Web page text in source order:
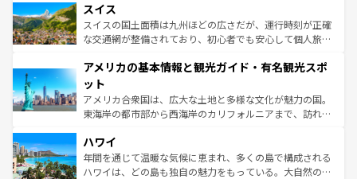
を参照してほしい。
は、お酒好きな人にはぜひ体験してほしい。 なお、新着の
ドイツ情報はコンテンツ一覧を参照してほしい。
リアごとに異なる魅力がある。また、優雅なアフタヌーン
ティー、ビール好きにはたまらない英国パブ、サッカー観
戦など、本場だからこそできる体験も豊富。イギリスを旅
ンツ一覧を参照してほしい。
スイス
スイスの国土面積は九州ほどの広さだが、運行時刻が正確
な交通網が整備されており、初心者でも安心して個人旅行
の建物がそのまま残る町や、スイスならではのユニークな
博物館もあり、アルプス観光だけでなく町歩きも満喫する
ことができる。国民の所得が高いため物価も高いが、旅行
者向けの交通パス提供のサービスもあり、うまく活用すれ
着のスイス情報は
アメリカの基本情報と観光ガイド・有名観光スポ
ット
アメリカ合衆国は、広大な土地と多様な文化が魅力の国。
東海岸の都市部から西海岸のカリフォルニアまで、訪れる
のような巨大都市は、観光、ショッピング、エンターテイ
ンメントが詰まった刺激的なスポットだ。一方、アメリカ
西部には大自然が広がり、グランドキャニオンやイエロー
ハワイ
年間を通じて温暖な気候に恵まれ、多くの島で構成される
ハワイは、どの島も独自の魅力をもっている。大自然の神